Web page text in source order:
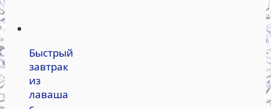
Быстрый
завтрак
из
лаваша